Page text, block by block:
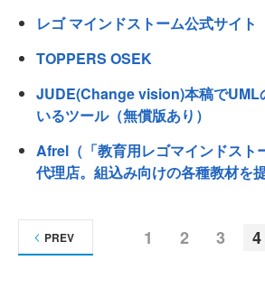
レゴ マインドストーム公式サイト
TOPPERS OSEK
JUDE(Change vision)本稿でUML
いるツール（無償版あり）
Afrel（「教育用レゴマインドスト
代理店。組込み向けの各種教材を提
1 2 3 4
PREV